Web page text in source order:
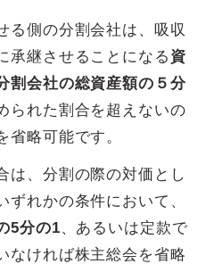
る側の分割会社は、吸収
承継させることになる 資
割会社の総資産額の５分
られた割合を超えないの
省略可能です。
は、分割の際の対価とし
ずれかの条件において、
5分の1、あるいは定款で
なければ株主総会を省略